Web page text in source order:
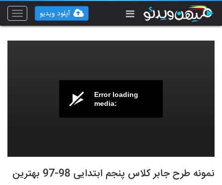
Toggle
آپلود ویدیو
Error loading
media:
نمونه طرح جابر کلاس پنجم ابتدایی 98-97 بهترین